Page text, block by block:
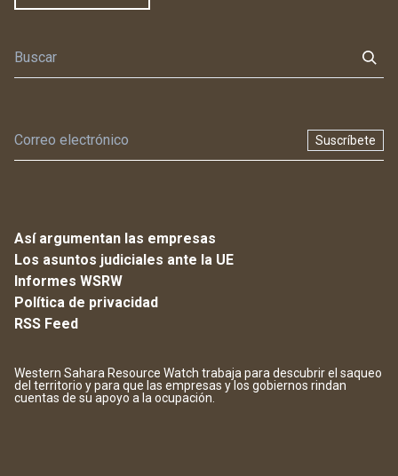
Suscríbete
Así argumentan las empresas
Los asuntos judiciales ante la UE
Informes WSRW
Política de privacidad
RSS Feed
Western Sahara Resource Watch trabaja para descubrir el saqueo
del territorio y para que las empresas y los gobiernos rindan
cuentas de su apoyo a la ocupación.